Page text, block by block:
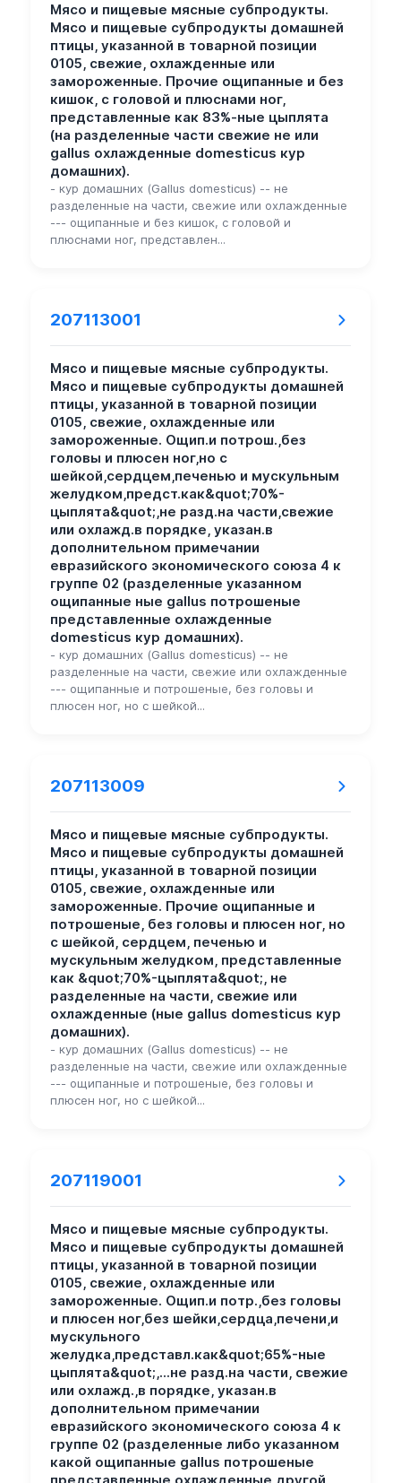
Мясо и пищевые мясные субпродукты.
Мясо и пищевые субпродукты домашней
птицы, указанной в товарной позиции
0105, свежие, охлажденные или
замороженные. Прочие ощипанные и без
кишок, с головой и плюснами ног,
представленные как 83%-ные цыплята
(на разделенные части свежие не или
gallus охлажденные domesticus кур
домашних).
- кур домашних (Gallus domesticus) -- не
разделенные на части, свежие или охлажденные
--- ощипанные и без кишок, с головой и
плюснами ног, представлен...
207113001
Мясо и пищевые мясные субпродукты.
Мясо и пищевые субпродукты домашней
птицы, указанной в товарной позиции
0105, свежие, охлажденные или
замороженные. Ощип.и потрош.,без
головы и плюсен ног,но с
шейкой,сердцем,печенью и мускульным
желудком,предст.как&quot;70%-
цыплята&quot;,не разд.на части,свежие
или охлажд.в порядке, указан.в
дополнительном примечании
евразийского экономического союза 4 к
группе 02 (разделенные указанном
ощипанные ные gallus потрошеные
представленные охлажденные
domesticus кур домашних).
- кур домашних (Gallus domesticus) -- не
разделенные на части, свежие или охлажденные
--- ощипанные и потрошеные, без головы и
плюсен ног, но с шейкой...
207113009
Мясо и пищевые мясные субпродукты.
Мясо и пищевые субпродукты домашней
птицы, указанной в товарной позиции
0105, свежие, охлажденные или
замороженные. Прочие ощипанные и
потрошеные, без головы и плюсен ног, но
с шейкой, сердцем, печенью и
мускульным желудком, представленные
как &quot;70%-цыплята&quot;, не
разделенные на части, свежие или
охлажденные (ные gallus domesticus кур
домашних).
- кур домашних (Gallus domesticus) -- не
разделенные на части, свежие или охлажденные
--- ощипанные и потрошеные, без головы и
плюсен ног, но с шейкой...
207119001
Мясо и пищевые мясные субпродукты.
Мясо и пищевые субпродукты домашней
птицы, указанной в товарной позиции
0105, свежие, охлажденные или
замороженные. Ощип.и потр.,без головы
и плюсен ног,без шейки,сердца,печени,и
мускульного
желудка,представл.как&quot;65%-ные
цыплята&quot;,...не разд.на части, свежие
или охлажд.,в порядке, указан.в
дополнительном примечании
евразийского экономического союза 4 к
группе 02 (разделенные либо указанном
какой ощипанные gallus потрошеные